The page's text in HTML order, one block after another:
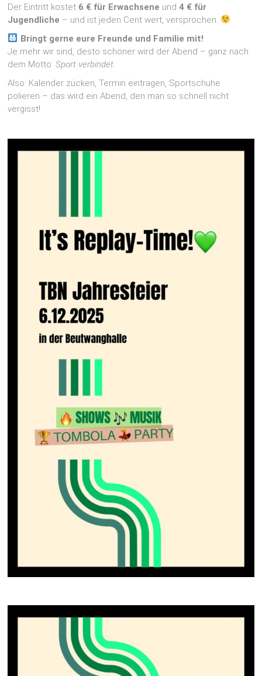
Der Eintritt kostet 6 € für Erwachsene und4 € für
Jugendliche – und ist jeden Cent wert, versprochen.
Bringt gerne eure Freunde und Familie mit!
Je mehr wir sind, desto schöner wird der Abend – ganz nach
dem Motto:Sport verbindet.
Also: Kalender zücken, Termin eintragen, Sportschuhe
polieren – das wird ein Abend, den man so schnell nicht
vergisst!